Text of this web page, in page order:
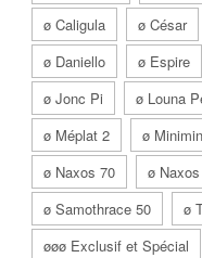
ø Caligula
ø César
ø Daniello
ø Espire
ø Jonc Pi
ø Louna
ø Méplat 2
ø
ø Naxos 70
ø
ø Samothrace 50
ø
øøø Exclusif et Spécial